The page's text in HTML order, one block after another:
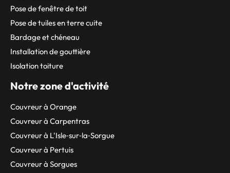
Pose de fenêtre de toit
Pose de tuiles en terre cuite
Bardage et chéneau
Installation de gouttière
Isolation toiture
Notre zone d'activité
Couvreur à Orange
Couvreur à Carpentras
Couvreur à L'Isle‑sur‑la‑Sorgue
Couvreur à Pertuis
Couvreur à Sorgues